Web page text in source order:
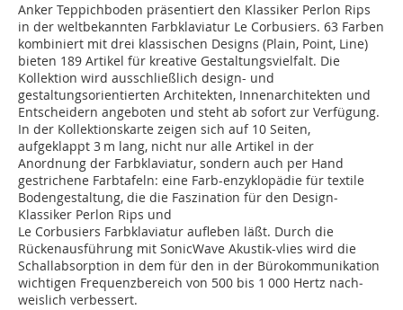
Anker Teppichboden präsentiert den Klassiker Perlon Rips
in der weltbekannten Farbklaviatur Le Corbusiers. 63 Farben
kombiniert mit drei klassischen Designs (Plain, Point, Line)
bieten 189 Artikel für kreative Gestaltungsvielfalt. Die
Kollektion wird ausschließlich design- und
gestaltungsorientierten Architekten, Innenarchitekten und
Entscheidern angeboten und steht ab sofort zur Verfügung.
In der Kollektionskarte zeigen sich auf 10 Seiten,
aufgeklappt 3 m lang, nicht nur alle Artikel in der
Anordnung der Farbklaviatur, sondern auch per Hand
gestrichene Farbtafeln: eine Farb-enzyklopädie für textile
Bodengestaltung, die die Faszination für den Design-
Klassiker Perlon Rips und
Le Corbusiers Farbklaviatur aufleben läßt. Durch die
Rückenausführung mit SonicWave Akustik-vlies wird die
Schallabsorption in dem für den in der Bürokommunikation
wichtigen Frequenzbereich von 500 bis 1 000 Hertz nach­
weislich verbessert.